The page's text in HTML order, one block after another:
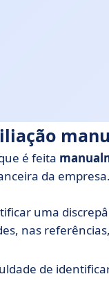
é feita
da empresa.
uma
nas
de